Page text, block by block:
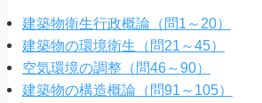
建築物衛生行政概論（問1～20）
建築物の環境衛生（問21～45）
空気環境の調整（問46～90）
建築物の構造概論（問91～105）